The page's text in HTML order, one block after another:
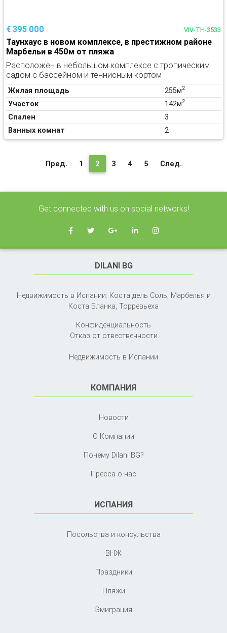
€ 395 000 VIV-TH-3533
Таунхаус в новом комплексе, в престижном районе
Марбельи в 450м от пляжа
Расположен в небольшом комплексе с тропическим
садом с бассейном и теннисным кортом
Жилая площадь 255м2
Участок 142м2
Спален
3
Ванных комнат
2
Пред. 1 2(текущая)
3 4 5 След.
Get connected with us on social networks!
DILANI BG
Недвижимость в Испании: Коста дель Соль, Марбелья и
Коста Бланка, Торревьеха
Конфиденциальность
Отказ от отвественности
Недвижимость в Испании
КОМПАНИЯ
Новости
О Компании
Почему Dilani BG?
Пресса о нас
ИСПАНИЯ
Посольства и консульства
ВНЖ
Праздники
Пляжи
Эмиграция